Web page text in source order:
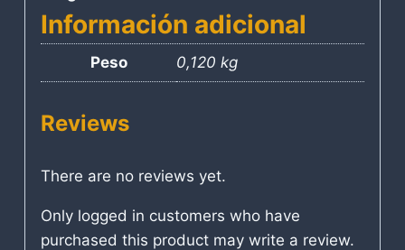
Información adicional
Peso 0,120 kg
Reviews
There are no reviews yet.
Only logged in customers who have
purchased this product may write a review.